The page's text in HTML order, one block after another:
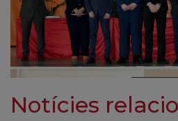
Notícies